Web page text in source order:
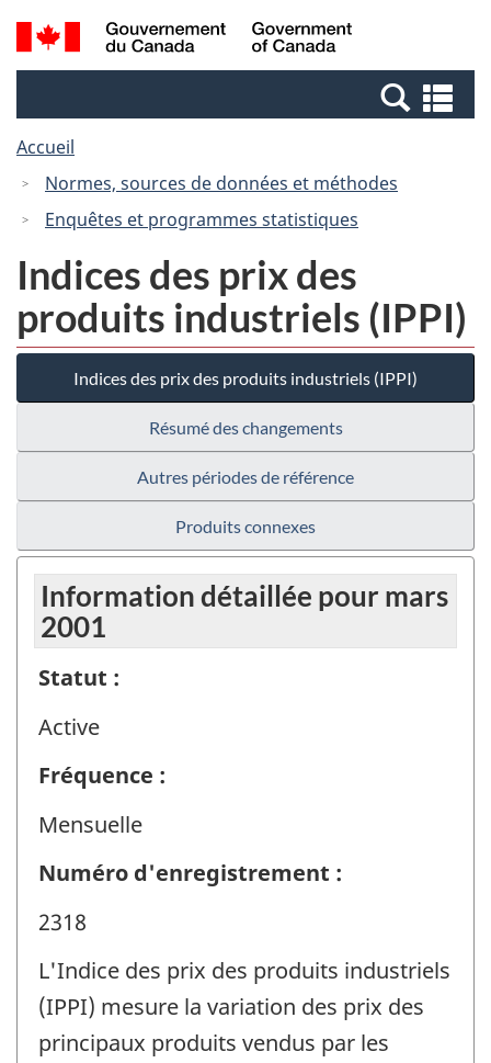
Passer
au
Passer
à
Canada
Recherche
et
et
Accueil
Normes, sources de données et méthodes
Enquêtes et programmes statistiques
Indices des prix des
produits industriels (IPPI)
Indices des prix des produits industriels (IPPI)
Résumé des changements
Autres périodes de référence
Produits connexes
Information détaillée pour mars
2001
Statut :
Active
Fréquence :
Mensuelle
Numéro d'enregistrement :
2318
L'Indice des prix des produits industriels
(IPPI) mesure la variation des prix des
principaux produits vendus par les